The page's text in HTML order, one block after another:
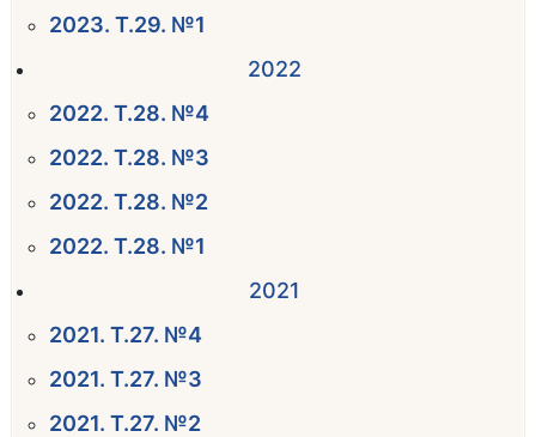
2023. Т.29. №1
2022
2022. Т.28. №4
2022. Т.28. №3
2022. Т.28. №2
2022. Т.28. №1
2021
2021. Т.27. №4
2021. Т.27. №3
2021. Т.27. №2